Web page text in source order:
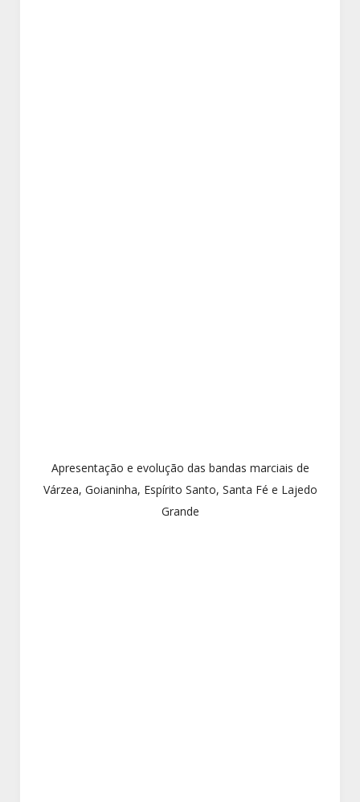
Apresentação e evolução das bandas marciais de
Várzea, Goianinha, Espírito Santo, Santa Fé e Lajedo
Grande